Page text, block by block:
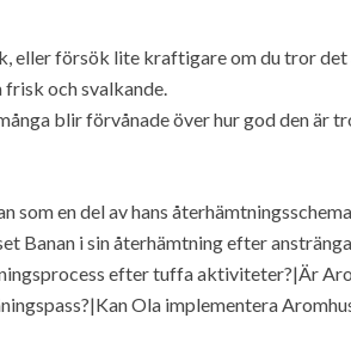
eller försök lite kraftigare om du tror
och svalkande.
blir förvånade över hur god den är
en del av hans
Banan i sin återhämtning efter
efter tuffa aktiviteter?|Är
Ola implementera